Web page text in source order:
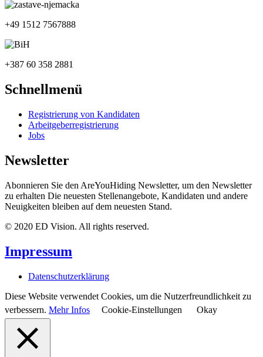
+49 1512 7567888
+387 60 358 2881
Schnellmenü
Registrierung von Kandidaten
Arbeitgeberregistrierung
Jobs
Newsletter
Abonnieren Sie den AreYouHiding Newsletter, um den Newsletter
zu erhalten Die neuesten Stellenangebote, Kandidaten und andere
Neuigkeiten bleiben auf dem neuesten Stand.
© 2020 ED Vision. All rights reserved.
Impressum
Datenschutzerklärung
Diese Website verwendet Cookies, um die Nutzerfreundlichkeit zu
verbessern. Mehr Infos Cookie-Einstellungen Okay